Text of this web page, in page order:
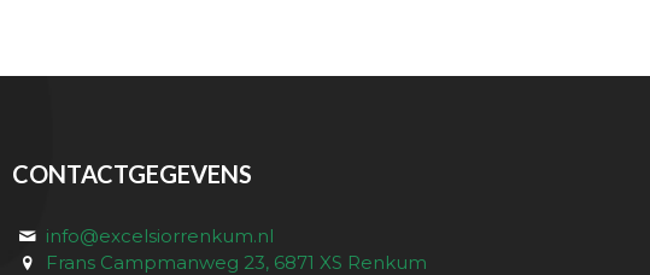
CONTACTGEGEVENS
info@excelsiorrenkum.nl
Frans Campmanweg 23, 6871 XS Renkum